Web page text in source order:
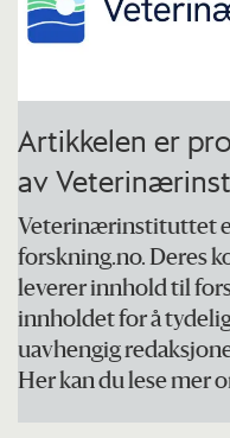
Artikkelen er
av
Veterinærinstituttet
forskning.no. Deres
leverer innhold til
innholdet for å
uavhengig
Her kan du lese mer